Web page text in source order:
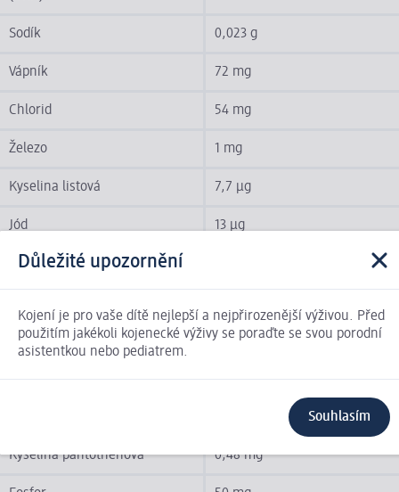
Sodík 0,023 g
Vápník 72 mg
Chlorid 54 mg
Železo 1 mg
Kyselina listová 7,7 µg
Jód 13 µg
Draslík
Hořčík 7,1 mg
Mangan 0,005 mg
Kyselina pantothenová 0,48 mg
Důležité upozornění
Kojení je pro vaše dítě nejlepší a nejpřirozenější výživou. Před
použitím jakékoli kojenecké výživy se poraďte se svou porodní
asistentkou nebo pediatrem.
Souhlasím